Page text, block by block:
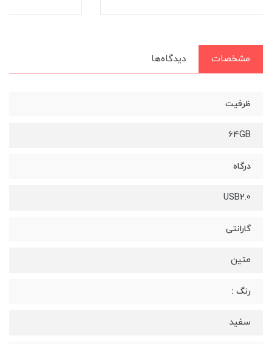
مشخصات دیدگاه‌ها
ظرفیت
64GB
درگاه
USB2.0
گارانتی
متین
رنگ :
سفید